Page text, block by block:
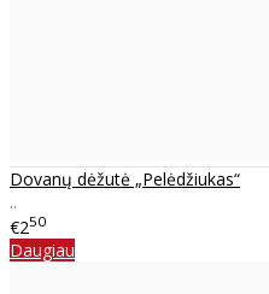
Dovanų dėžutė „Pelėdžiukas“
..
€250
Daugiau